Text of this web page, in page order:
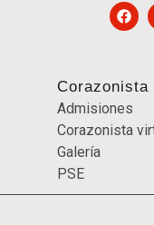
Corazonista
Admisiones
Corazonista
Galería
PSE